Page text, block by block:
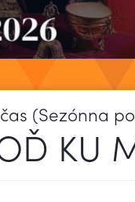
(Sezónna
KU